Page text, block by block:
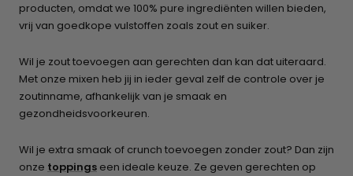
producten, omdat we 100% pure ingrediënten willen bieden,
vrij van goedkope vulstoffen zoals zout en suiker.
Wil je zout toevoegen aan gerechten dan kan dat uiteraard.
Met onze mixen heb jij in ieder geval zelf de controle over je
zoutinname, afhankelijk van je smaak en
gezondheidsvoorkeuren.
Wil je extra smaak of crunch toevoegen zonder zout? Dan zijn
onze toppings een ideale keuze. Ze geven gerechten op